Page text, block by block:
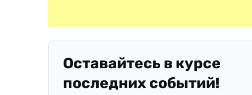
Оставайтесь в курсе
последних событий!